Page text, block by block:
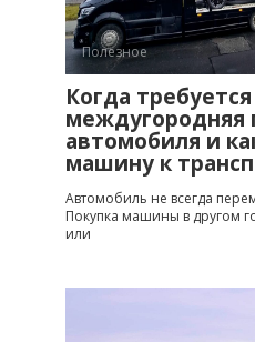
Полезное
Когда требуется
междугородняя
автомобиля и
машину к
Автомобиль не всегда
Покупка машины в другом
или